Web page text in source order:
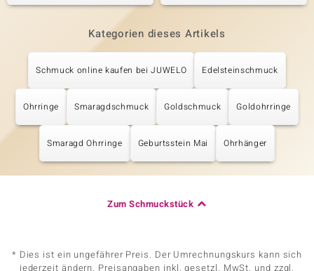
Kategorien dieses Artikels
Schmuck online kaufen bei JUWELO Edelsteinschmuck
Ohrringe Smaragdschmuck Goldschmuck Goldohrringe
Smaragd Ohrringe Geburtsstein Mai Ohrhänger
Zum Schmuckstück
* Dies ist ein ungefährer Preis. Der Umrechnungskurs kann sich
jederzeit ändern. Preisangaben inkl. gesetzl. MwSt. und zzgl.